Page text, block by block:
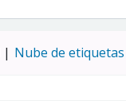
Nube de etiquetas